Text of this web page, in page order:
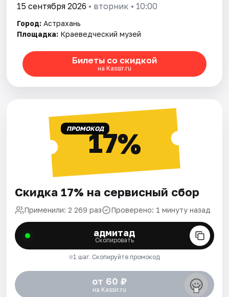
15 сентября 2026 • вторник • 10:00
Город: Астрахань
Площадка: Краеведческий музей
Билеты со скидкой
на Kassir.ru
ПРОМОКОД17%
Скидка 17% на сервисный сбор
Применили: 2 269 раз Проверено: 1 минуту назад
адмитад
Скопировать
1 шаг. Скопируйте промокод
от 60 ₽
на Kassir.ru